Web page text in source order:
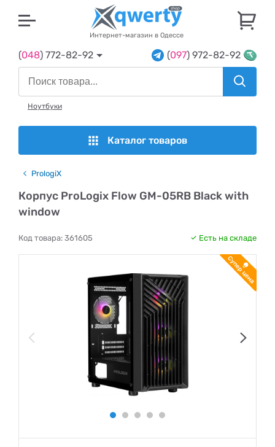
Интернет-магазин в Одессе
(048) 772-82-92 (097) 972-82-92
Ноутбуки
Каталог товаров
PrologiX
Корпус ProLogix Flow GM-05RB Black with
window
Код товара: 361605 Есть на складе